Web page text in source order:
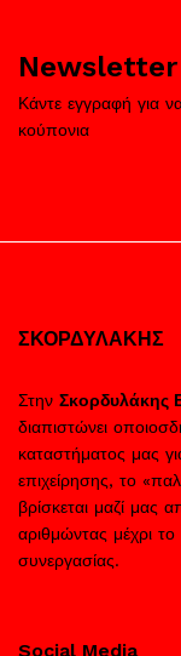
Newsletter
Κάντε εγγραφή για
κούπονια
ΣΚΟΡΔΥΛΑΚΗΣ
Στην Σκορδυλάκης
διαπιστώνει
καταστήματος μας
επιχείρησης, το
βρίσκεται μαζί μας
αριθμώντας μέχρι
συνεργασίας.
Social Media